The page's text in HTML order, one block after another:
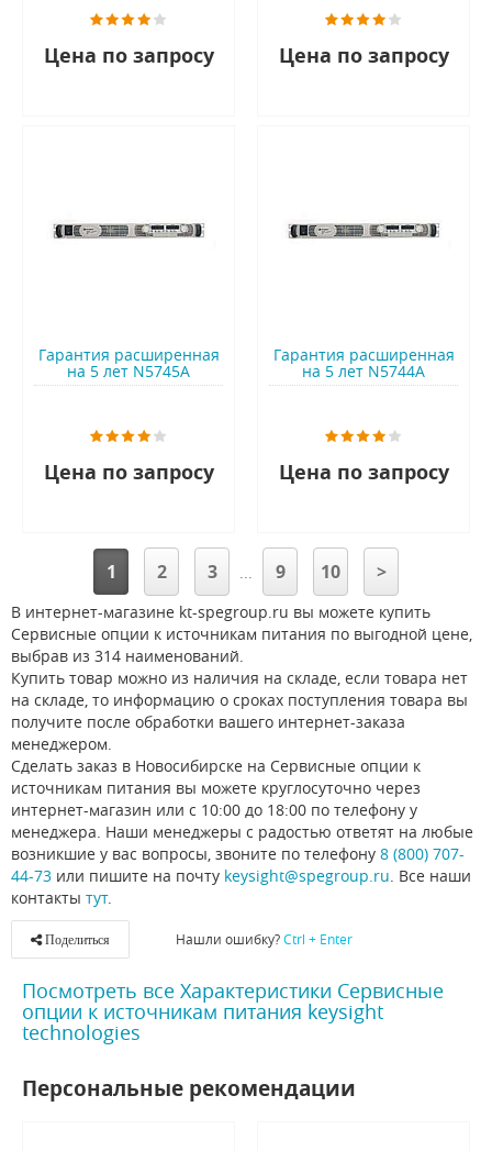
Цена по запросу Цена по запросу
Гарантия расширенная
на 5 лет N5745A
Цена по запросу
Гарантия расширенная
на 5 лет N5744A
Цена по запросу
1 2 3 ... 9 10 >
В интернет-магазине kt-spegroup.ru вы можете купить
Сервисные опции к источникам питания по выгодной цене,
выбрав из 314 наименований.
Купить товар можно из наличия на складе, если товара нет
на складе, то информацию о сроках поступления товара вы
получите после обработки вашего интернет-заказа
менеджером.
Сделать заказ в Новосибирске на Сервисные опции к
источникам питания вы можете круглосуточно через
интернет-магазин или с 10:00 до 18:00 по телефону у
менеджера. Наши менеджеры с радостью ответят на любые
возникшие у вас вопросы, звоните по телефону 8 (800) 707-
44-73 или пишите на почту keysight@spegroup.ru. Все наши
контакты тут.
Поделиться Нашли ошибку?Ctrl + Enter
Посмотреть все Характеристики Сервисные
опции к источникам питания keysight
technologies
Персональные рекомендации